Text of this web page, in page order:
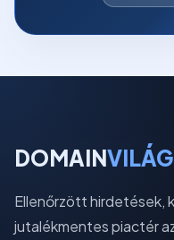
DOMAINVILÁG
Ellenőrzött hirdetések,
jutalékmentes piactér